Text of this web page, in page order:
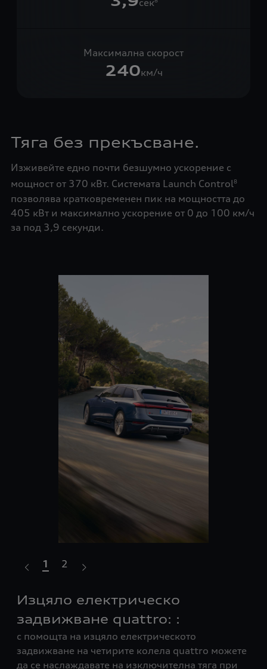
сек
Максимална скорост
240км/ч
Тяга без прекъсване.
Изживейте едно почти безшумно ускорение с
мощност от 370 кВт. Системата Launch Control8
позволява кратковременен пик на мощността до
405 кВт и максимално ускорение от 0 до 100 км/ч
за под 3,9 секунди.
Изцяло електрическо
задвижване quattro: :
с помощта на изцяло електрическото
задвижване на четирите колела quattro можете
да се наслаждавате на изключителна тяга при
1 2